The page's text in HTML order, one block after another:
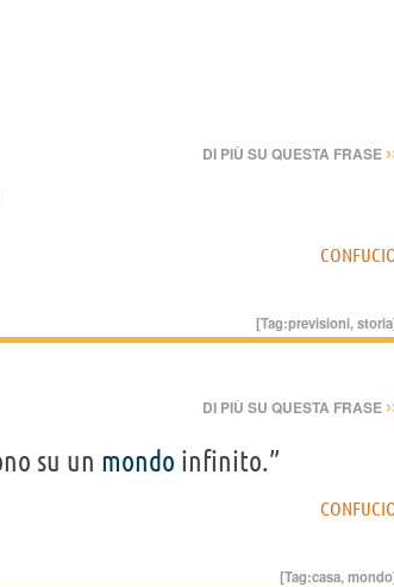
DI PIÙ SU QUESTA FRASE
[Tag:previsioni,storia
DI PIÙ SU QUESTA FRASE
su un mondo infinito.”
[Tag:casa,mondo